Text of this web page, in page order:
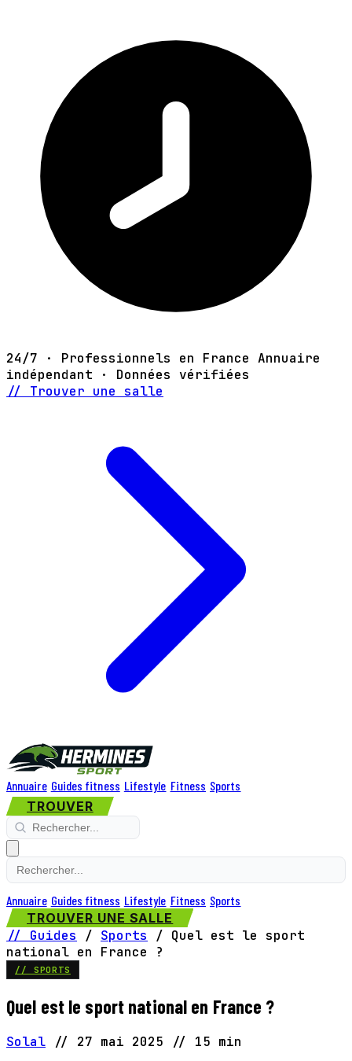
24/7 · Professionnels en France Annuaire
indépendant · Données vérifiées
// Trouver une salle
Annuaire Guides fitness Lifestyle Fitness Sports
TROUVER
Annuaire Guides fitness Lifestyle Fitness Sports
TROUVER UNE SALLE
// Guides / Sports / Quel est le sport
national en France ?
// SPORTS
Quel est le sport national en France ?
Solal // 27 mai 2025 // 15 min